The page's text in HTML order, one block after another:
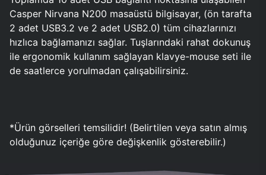
Casper Nirvana N200 masaüstü bilgisayar, (ön tarafta
2 adet USB3.2 ve 2 adet USB2.0) tüm cihazlarınızı
hızlıca bağlamanızı sağlar. Tuşlarındaki rahat dokunuş
ile ergonomik kullanım sağlayan klavye-mouse seti ile
de saatlerce yorulmadan çalışabilirsiniz.
*Ürün görselleri temsilidir! (Belirtilen veya satın almış
olduğunuz içeriğe göre değişkenlik gösterebilir.)